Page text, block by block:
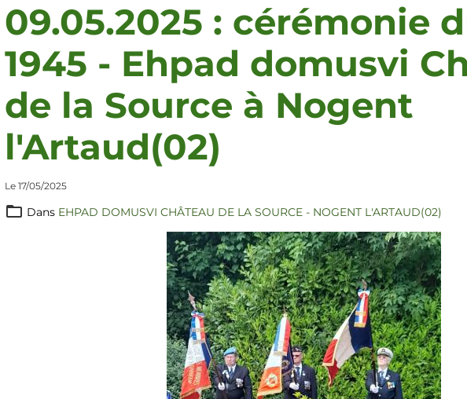
09.05.2025 : cérémonie
1945 - Ehpad domusvi
de la Source à Nogent
l'Artaud(02)
Le 17/05/2025
Dans EHPAD DOMUSVI CHÂTEAU DE LA SOURCE - NOGENT L'ARTAUD(02)